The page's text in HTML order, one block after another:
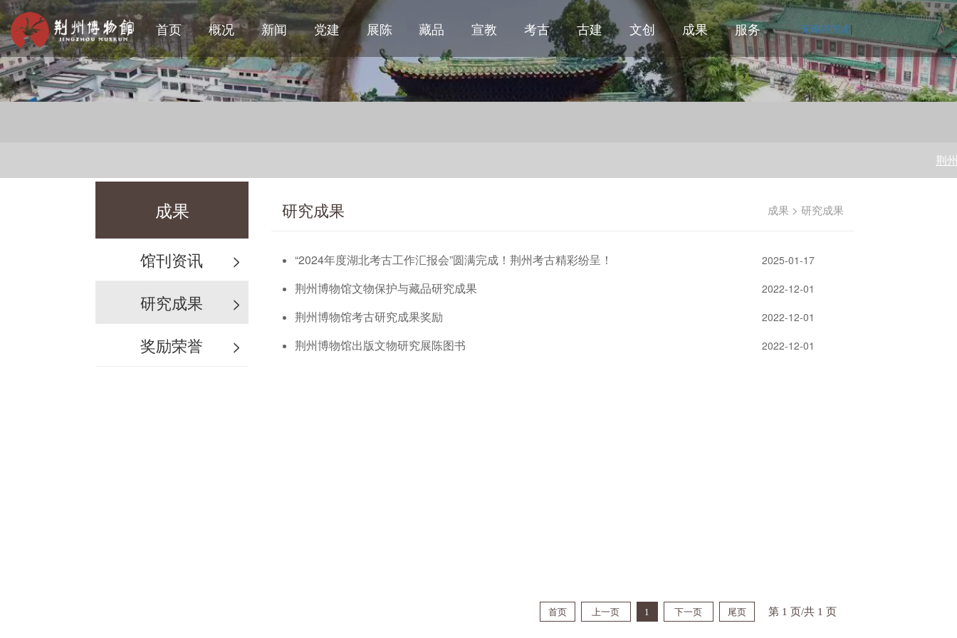
首页 概况 新闻 党建 展陈 藏品 宣教 考古 古建 文创 成果 服务 无障碍阅读|
荆州博
成果
馆刊资讯
>
研究成果
>
奖励荣誉
>
研究成果 成果 > 研究成果
“2024年度湖北考古工作汇报会”圆满完成！荆州考古精彩纷呈！ 2025-01-17
荆州博物馆文物保护与藏品研究成果 2022-12-01
荆州博物馆考古研究成果奖励 2022-12-01
荆州博物馆出版文物研究展陈图书 2022-12-01
首页 上一页 1 下一页 尾页 第 1 页/共 1 页